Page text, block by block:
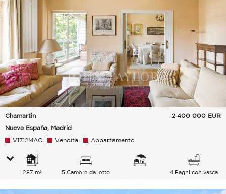
Chamartin
Nueva España, Madrid
2 400 000 EUR
V1712MAC Vendita Appartamento
287 m² 5 Camere da letto 4 Bagni con vasca